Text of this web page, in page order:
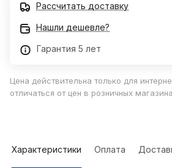
Рассчитать доставку
Нашли дешевле?
Гарантия 5 лет
Цена действительна только для
отличаться от цен в розничных
Характеристики Оплата